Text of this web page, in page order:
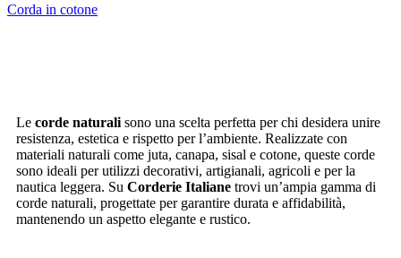
Corda in cotone
Le corde naturali sono una scelta perfetta per chi desidera unire
resistenza, estetica e rispetto per l’ambiente. Realizzate con
materiali naturali come juta, canapa, sisal e cotone, queste corde
sono ideali per utilizzi decorativi, artigianali, agricoli e per la
nautica leggera. Su Corderie Italiane trovi un’ampia gamma di
corde naturali, progettate per garantire durata e affidabilità,
mantenendo un aspetto elegante e rustico.